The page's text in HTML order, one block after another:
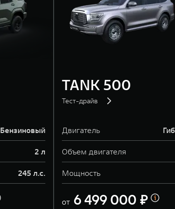
Бензиновый
2 л
245 л.с.
TANK 500
Тест-драйв
Двигатель
Объем двигателя
Мощность
от 6 499 000 ₽